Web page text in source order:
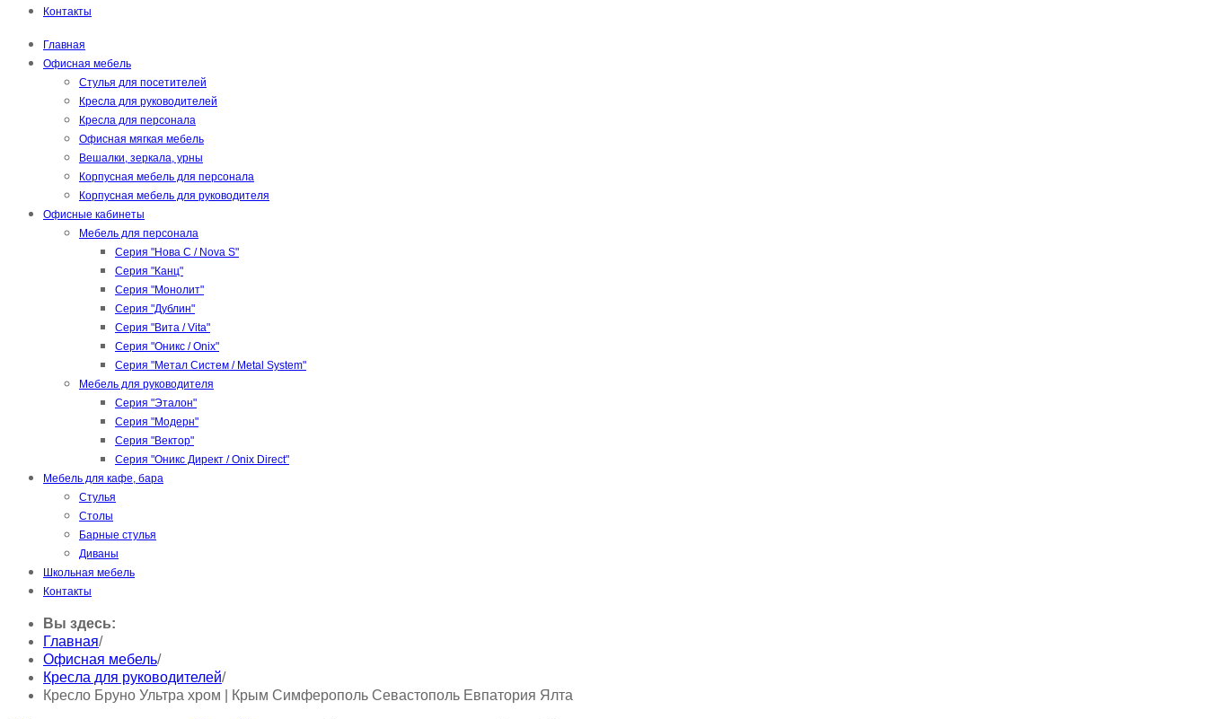
Контакты
Главная
Офисная мебель
Стулья для посетителей
Кресла для руководителей
Кресла для персонала
Офисная мягкая мебель
Вешалки, зеркала, урны
Корпусная мебель для персонала
Корпусная мебель для руководителя
Офисные кабинеты
Мебель для персонала
Серия "Нова С / Nova S"
Серия "Канц"
Серия "Монолит"
Серия "Дублин"
Серия "Вита / Vita"
Серия "Оникс / Onix"
Серия "Метал Систем / Metal System"
Мебель для руководителя
Серия "Эталон"
Серия "Модерн"
Серия "Вектор"
Серия "Оникс Директ / Onix Direct"
Мебель для кафе, бара
Стулья
Столы
Барные стулья
Диваны
Школьная мебель
Контакты
Вы здесь:
Главная/
Офисная мебель/
Кресла для руководителей/
Кресло Бруно Ультра хром | Крым Симферополь Севастополь Евпатория Ялта